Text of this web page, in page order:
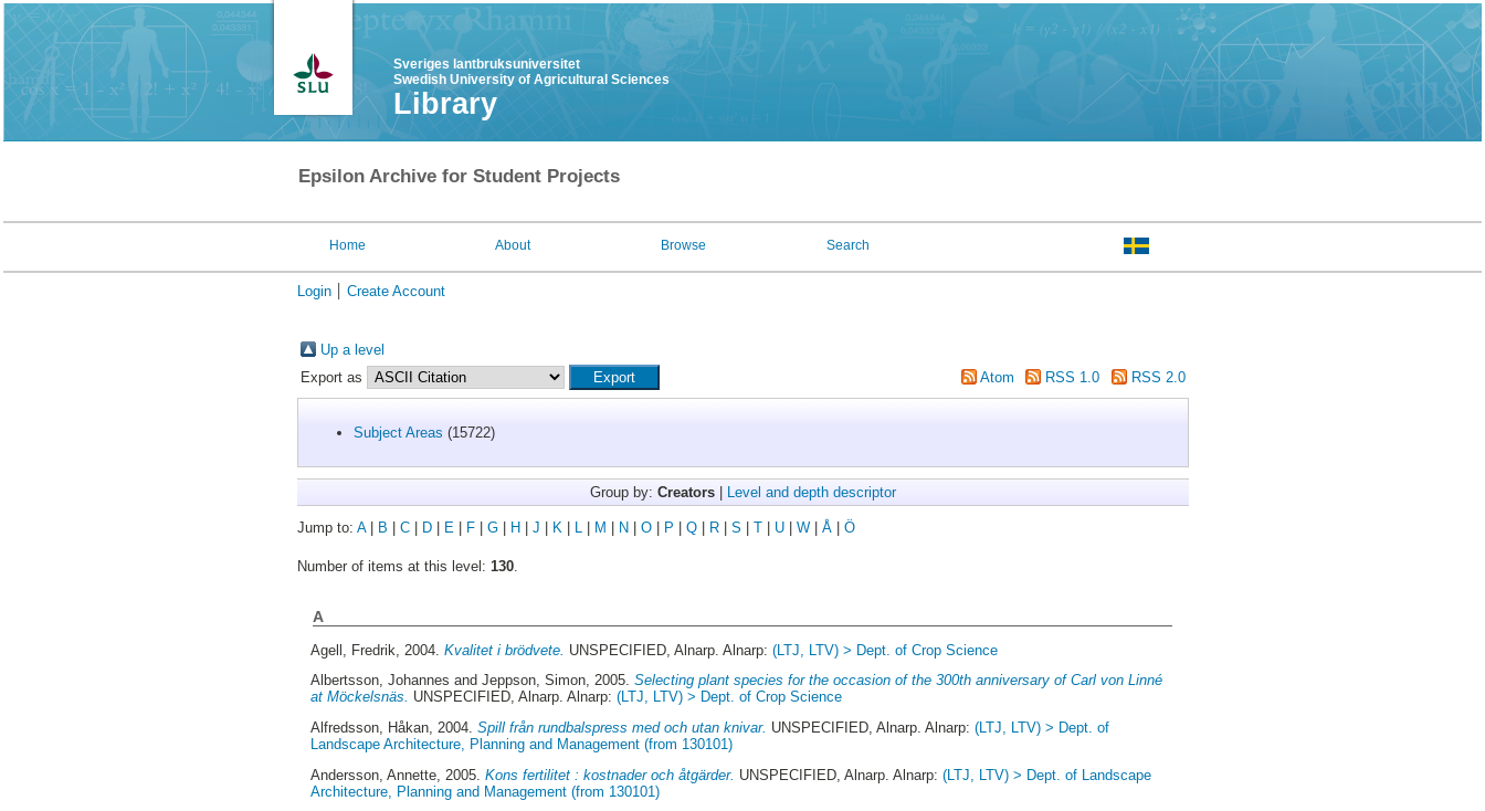
Sveriges lantbruksuniversitet
Swedish University of Agricultural Sciences
Library
Epsilon Archive for Student Projects
Home About Browse Search
Login Create Account
Up a level
Export as
Atom RSS 1.0 RSS 2.0
Subject Areas (15722)
Group by: Creators| Level and depth descriptor
Jump to: A| B | C| D| E | F| G| H| J | K | L | M | N| O| P | Q| R| S | T| U| W| Å| Ö
Number of items at this level: 130.
A
Agell, Fredrik , 2004.Kvalitet i brödvete. UNSPECIFIED, Alnarp. Alnarp:(LTJ, LTV) > Dept. of Crop Science
Albertsson, Johannes andJeppson, Simon, 2005.Selecting plant species for the occasion of the 300th anniversary of Carl von Linné
at Möckelsnäs. UNSPECIFIED, Alnarp. Alnarp:(LTJ, LTV) > Dept. of Crop Science
Alfredsson, Håkan, 2004.Spill från rundbalspress med och utan knivar. UNSPECIFIED, Alnarp. Alnarp:(LTJ, LTV) > Dept. of
Landscape Architecture, Planning and Management (from 130101)
Andersson, Annette, 2005.Kons fertilitet : kostnader och åtgärder. UNSPECIFIED, Alnarp. Alnarp:(LTJ, LTV) > Dept. of Landscape
Architecture, Planning and Management (from 130101)